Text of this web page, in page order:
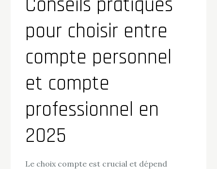
Conseils pratiques
pour choisir entre
compte personnel
et compte
professionnel en
2025
Le choix compte est crucial et dépend